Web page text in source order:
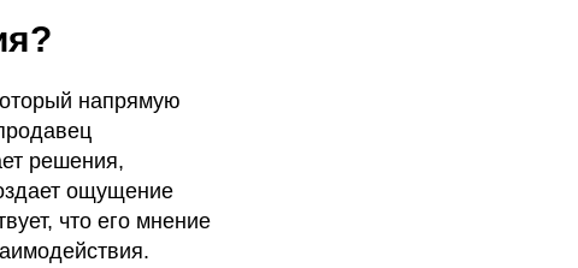
напрямую
решения,
ощущение
что его мнение